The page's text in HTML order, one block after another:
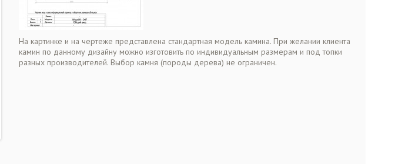
На картинке и на чертеже представлена стандартная модель камина. При желании клиента
камин по данному дизайну можно изготовить по индивидуальным размерам и под топки
разных производителей. Выбор камня (породы дерева) не ограничен.